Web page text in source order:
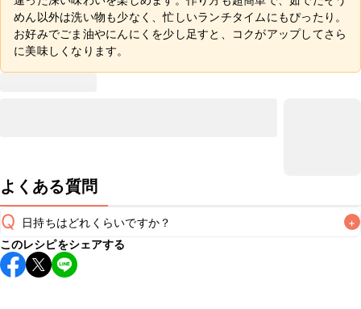
めん以外は洗い物も少なく、忙しいランチタイムにもぴったり。
お好みでごま油やにんにくを少し足すと、コクがアップしてさら
に美味しくなります。
よくある質問
Q 日持ちはどれくらいですか？ +
こちらのレシピは出来たてをお召し上がりいただくことをお
すすめします。
このレシピをシェアする